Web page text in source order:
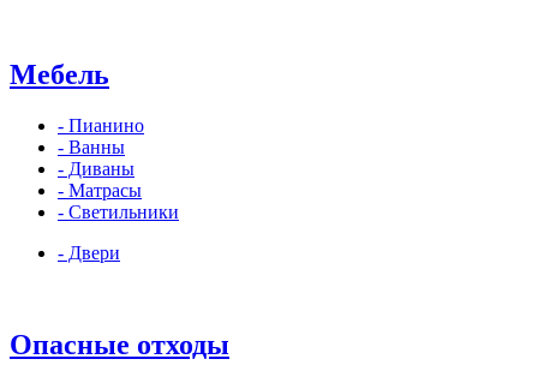
Мебель
- Пианино
- Ванны
- Диваны
- Матрасы
- Светильники
- Двери
Опасные отходы